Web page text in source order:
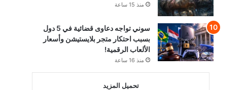
منذ 15 ساعة
سوني تواجه دعاوى قضائية في 5 دول
بسبب احتكار متجر بلايستيشن وأسعار
الألعاب الرقمية!
منذ 16 ساعة
تحميل المزيد